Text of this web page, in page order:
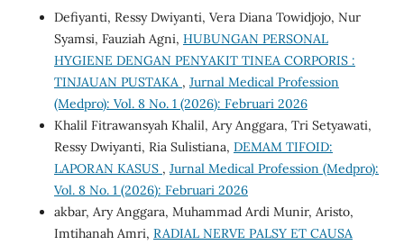
Defiyanti, Ressy Dwiyanti, Vera Diana Towidjojo, Nur
Syamsi, Fauziah Agni, HUBUNGAN PERSONAL
HYGIENE DENGAN PENYAKIT TINEA CORPORIS :
TINJAUAN PUSTAKA , Jurnal Medical Profession
(Medpro): Vol. 8 No. 1 (2026): Februari 2026
Khalil Fitrawansyah Khalil, Ary Anggara, Tri Setyawati,
Ressy Dwiyanti, Ria Sulistiana, DEMAM TIFOID:
LAPORAN KASUS , Jurnal Medical Profession (Medpro):
Vol. 8 No. 1 (2026): Februari 2026
akbar, Ary Anggara, Muhammad Ardi Munir, Aristo,
Imtihanah Amri, RADIAL NERVE PALSY ET CAUSA